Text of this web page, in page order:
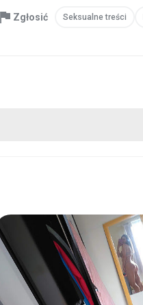
Zgłosić Seksualne treści